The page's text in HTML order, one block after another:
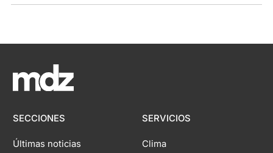
SECCIONES
Últimas noticias
SERVICIOS
Clima